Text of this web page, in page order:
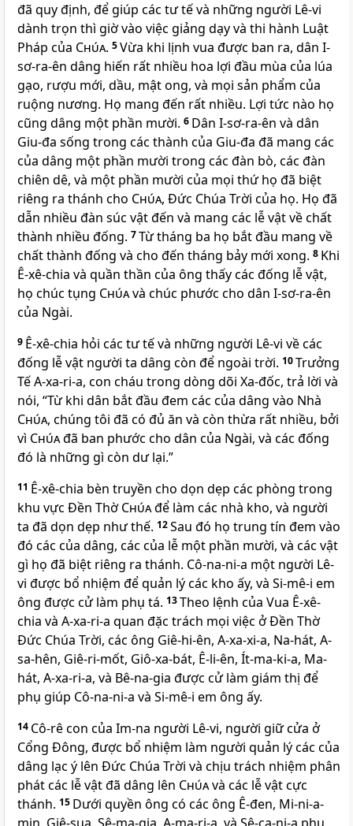
đã quy định, để giúp các tư tế và những người Lê-vi
dành trọn thì giờ vào việc giảng dạy và thi hành Luật
Pháp của Chúa. 5Vừa khi lịnh vua được ban ra, dân I-
sơ-ra-ên dâng hiến rất nhiều hoa lợi đầu mùa của lúa
gạo, rượu mới, dầu, mật ong, và mọi sản phẩm của
ruộng nương. Họ mang đến rất nhiều. Lợi tức nào họ
cũng dâng một phần mười. 6 Dân I-sơ-ra-ên và dân
Giu-đa sống trong các thành của Giu-đa đã mang các
của dâng một phần mười trong các đàn bò, các đàn
chiên dê, và một phần mười của mọi thứ họ đã biệt
riêng ra thánh cho Chúa, Ðức Chúa Trời của họ. Họ đã
dẫn nhiều đàn súc vật đến và mang các lễ vật về chất
thành nhiều đống. 7Từ tháng ba họ bắt đầu mang về
chất thành đống và cho đến tháng bảy mới xong. 8 Khi
Ê-xê-chia và quần thần của ông thấy các đống lễ vật,
họ chúc tụng Chúavà chúc phước cho dân I-sơ-ra-ên
của Ngài.
9 Ê-xê-chia hỏi các tư tế và những người Lê-vi về các
đống lễ vật người ta dâng còn để ngoài trời. 10Trưởng
Tế A-xa-ri-a, con cháu trong dòng dõi Xa-đốc, trả lời và
nói, “Từ khi dân bắt đầu đem các của dâng vào Nhà
Chúa, chúng tôi đã có đủ ăn và còn thừa rất nhiều, bởi
vì Chúađã ban phước cho dân của Ngài, và các đống
đó là những gì còn dư lại.”
11 Ê-xê-chia bèn truyền cho dọn dẹp các phòng trong
khu vực Ðền ThờChúađể làm các nhà kho, và người
ta đã dọn dẹp như thế. 12Sau đó họ trung tín đem vào
đó các của dâng, các của lễ một phần mười, và các vật
gì họ đã biệt riêng ra thánh. Cô-na-ni-a một người Lê-
vi được bổ nhiệm để quản lý các kho ấy, và Si-mê-i em
ông được cử làm phụ tá. 13Theo lệnh của Vua Ê-xê-
chia và A-xa-ri-a quan đặc trách mọi việc ở Ðền Thờ
Ðức Chúa Trời, các ông Giê-hi-ên, A-xa-xi-a, Na-hát, A-
sa-hên, Giê-ri-mốt, Giô-xa-bát, Ê-li-ên, Ít-ma-ki-a, Ma-
hát, A-xa-ri-a, và Bê-na-gia được cử làm giám thị để
phụ giúp Cô-na-ni-a và Si-mê-i em ông ấy.
14 Cô-rê con của Im-na người Lê-vi, người giữ cửa ở
Cổng Ðông, được bổ nhiệm làm người quản lý các của
dâng lạc ý lên Ðức Chúa Trời và chịu trách nhiệm phân
phát các lễ vật đã dâng lên Chúavà các lễ vật cực
thánh. 15 Dưới quyền ông có các ông Ê-đen, Mi-ni-a-